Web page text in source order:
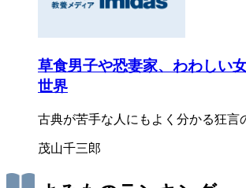
草食男子や恐妻家、わわしい
世界
古典が苦手な人にもよく分かる狂言
茂山千三郎